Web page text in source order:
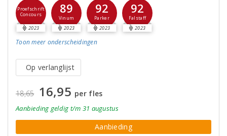
Proefschrift
Concours
2023
89
Vinum
2023
92
Parker
2023
92
Falstaff
2023
Toon meer onderscheidingen
Op verlanglijst
18,65 16,95 per fles
Aanbieding geldig t/m 31 augustus
Aanbieding